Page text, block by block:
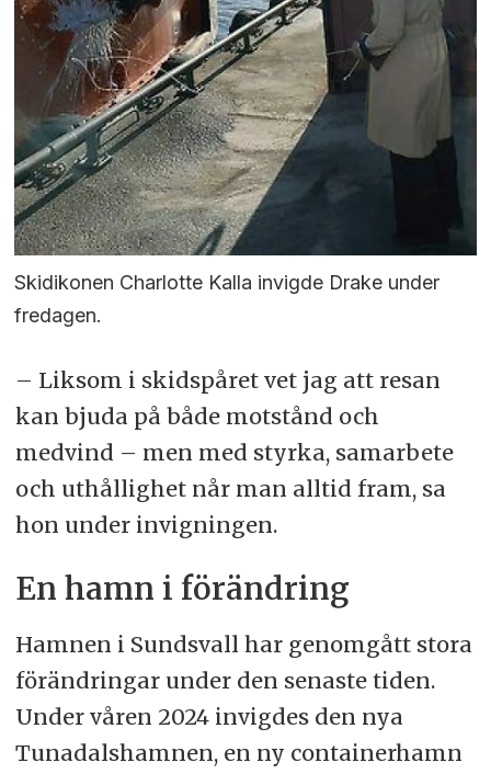
Skidikonen Charlotte Kalla invigde Drake under
fredagen.
– Liksom i skidspåret vet jag att resan
kan bjuda på både motstånd och
medvind – men med styrka, samarbete
och uthållighet når man alltid fram, sa
hon under invigningen.
En hamn i förändring
Hamnen i Sundsvall har genomgått stora
förändringar under den senaste tiden.
Under våren 2024 invigdes den nya
Tunadalshamnen, en ny containerhamn